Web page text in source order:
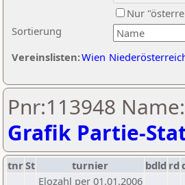
Sortierung
Nur
Vereinslisten:Wien
Pnr:113948
Grafik Partie-
tnrSt turnier bdld rd
Elozahl per 01.01.2006